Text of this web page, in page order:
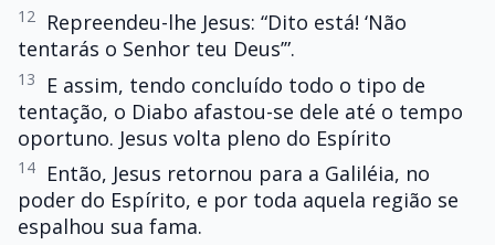
12
Repreendeu-lhe Jesus: “Dito está! ‘Não
tentarás o Senhor teu Deus’”.
13
E assim, tendo concluído todo o tipo de
tentação, o Diabo afastou-se dele até o tempo
oportuno. Jesus volta pleno do Espírito
14
Então, Jesus retornou para a Galiléia, no
poder do Espírito, e por toda aquela região se
espalhou sua fama.